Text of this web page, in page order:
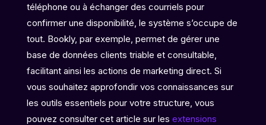
téléphone ou à échanger des courriels pour
confirmer une disponibilité, le système s’occupe de
tout. Bookly, par exemple, permet de gérer une
base de données clients triable et consultable,
facilitant ainsi les actions de marketing direct. Si
vous souhaitez approfondir vos connaissances sur
les outils essentiels pour votre structure, vous
pouvez consulter cet article sur les extensions